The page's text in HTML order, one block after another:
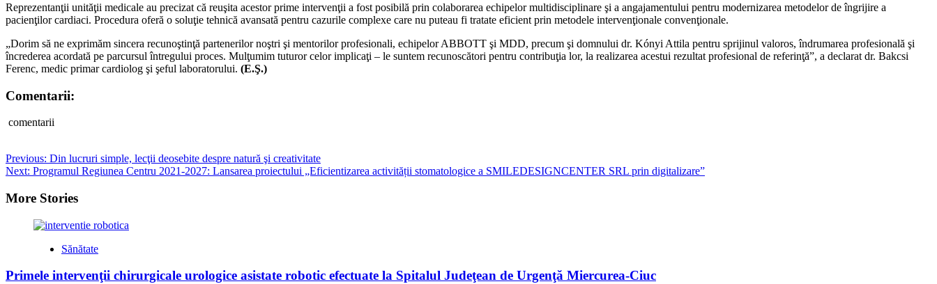
Reprezentanţii unităţii medicale au precizat că reuşita acestor prime intervenţii a fost posibilă prin colaborarea echipelor multidisciplinare şi a angajamentului pentru modernizarea metodelor de îngrijire a
pacienţilor cardiaci. Procedura oferă o soluţie tehnică avansată pentru cazurile complexe care nu puteau fi tratate eficient prin metodele intervenţionale convenţionale.
„Dorim să ne exprimăm sincera recunoştinţă partenerilor noştri şi mentorilor profesionali, echipelor ABBOTT şi MDD, precum şi domnului dr. Kónyi Attila pentru sprijinul valoros, îndrumarea profesională şi
încrederea acordată pe parcursul întregului proces. Mulţumim tuturor celor implicaţi – le suntem recunoscători pentru contribuţia lor, la realizarea acestui rezultat profesional de referinţă”, a declarat dr. Bakcsi
Ferenc, medic primar cardiolog şi şeful laboratorului. (E.Ş.)
Comentarii:
comentarii
Post
navigation
Previous: Din lucruri simple, lecţii deosebite despre natură şi creativitate
Next: Programul Regiunea Centru 2021-2027: Lansarea proiectului „Eficientizarea activității stomatologice a SMILEDESIGNCENTER SRL prin digitalizare”
More Stories
Sănătate
Primele intervenţii chirurgicale urologice asistate robotic efectuate la Spitalul Judeţean de Urgenţă Miercurea-Ciuc